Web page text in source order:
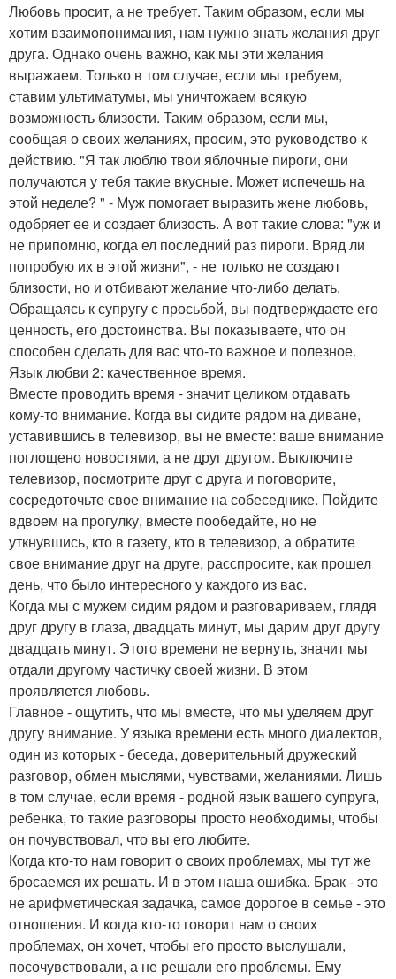
Любовь просит, а не требует. Таким образом, если мы
хотим взаимопонимания, нам нужно знать желания друг
друга. Однако очень важно, как мы эти желания
выражаем. Только в том случае, если мы требуем,
ставим ультиматумы, мы уничтожаем всякую
возможность близости. Таким образом, если мы,
сообщая о своих желаниях, просим, это руководство к
действию. "Я так люблю твои яблочные пироги, они
получаются у тебя такие вкусные. Может испечешь на
этой неделе? " - Муж помогает выразить жене любовь,
одобряет ее и создает близость. А вот такие слова: "уж и
не припомню, когда ел последний раз пироги. Вряд ли
попробую их в этой жизни", - не только не создают
близости, но и отбивают желание что-либо делать.
Обращаясь к супругу с просьбой, вы подтверждаете его
ценность, его достоинства. Вы показываете, что он
способен сделать для вас что-то важное и полезное.
Язык любви 2: качественное время.
Вместе проводить время - значит целиком отдавать
кому-то внимание. Когда вы сидите рядом на диване,
уставившись в телевизор, вы не вместе: ваше внимание
поглощено новостями, а не друг другом. Выключите
телевизор, посмотрите друг с друга и поговорите,
сосредоточьте свое внимание на собеседнике. Пойдите
вдвоем на прогулку, вместе пообедайте, но не
уткнувшись, кто в газету, кто в телевизор, а обратите
свое внимание друг на друге, расспросите, как прошел
день, что было интересного у каждого из вас.
Когда мы с мужем сидим рядом и разговариваем, глядя
друг другу в глаза, двадцать минут, мы дарим друг другу
двадцать минут. Этого времени не вернуть, значит мы
отдали другому частичку своей жизни. В этом
проявляется любовь.
Главное - ощутить, что мы вместе, что мы уделяем друг
другу внимание. У языка времени есть много диалектов,
один из которых - беседа, доверительный дружеский
разговор, обмен мыслями, чувствами, желаниями. Лишь
в том случае, если время - родной язык вашего супруга,
ребенка, то такие разговоры просто необходимы, чтобы
он почувствовал, что вы его любите.
Когда кто-то нам говорит о своих проблемах, мы тут же
бросаемся их решать. И в этом наша ошибка. Брак - это
не арифметическая задачка, самое дорогое в семье - это
отношения. И когда кто-то говорит нам о своих
проблемах, он хочет, чтобы его просто выслушали,
посочувствовали, а не решали его проблемы. Ему